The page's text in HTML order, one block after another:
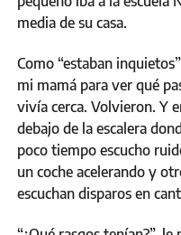
media de su casa.
Como “estaban
mi mamá para ver qué
vivía cerca. Volvieron. Y
debajo de la escalera
poco tiempo escucho
un coche acelerando y
escuchan disparos en